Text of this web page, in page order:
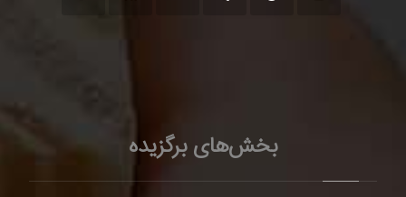
بخش‌های برگزیده